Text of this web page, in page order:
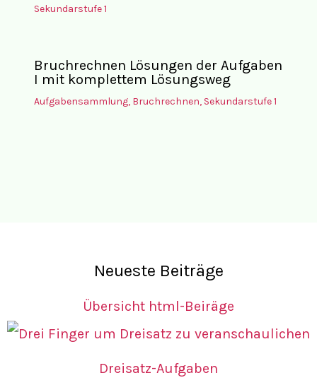
Sekundarstufe 1
Bruchrechnen Lösungen der Aufgaben
I mit komplettem Lösungsweg
Aufgabensammlung, Bruchrechnen, Sekundarstufe 1
Neueste Beiträge
Übersicht html-Beiräge
Dreisatz-Aufgaben